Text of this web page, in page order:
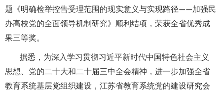
题《明确检举控告受理范围的现实意义与实现路径——加强民
办高校党的全面领导机制研究》顺利结项，荣获全省优秀成
果三等奖。
据悉，为深入学习贯彻习近平新时代中国特色社会主义
思想、党的二十大和二十届三中全会精神，进一步加强全省
教育系统基层党组织建设，江苏省教育系统党的建设研究会